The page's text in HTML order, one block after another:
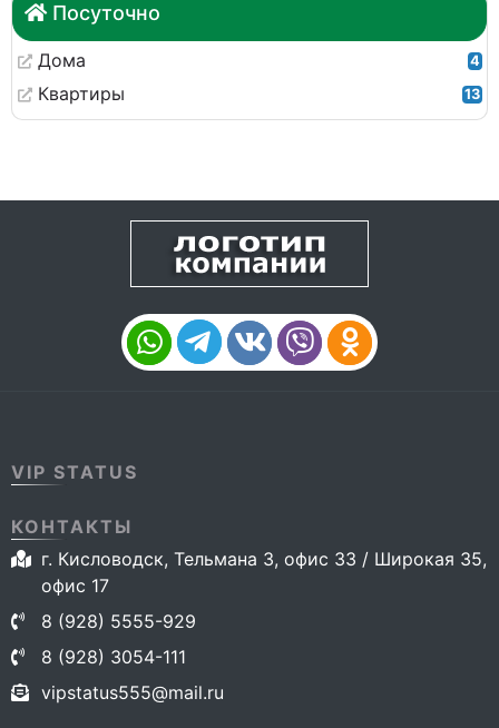
Посуточно
Дома 4
Квартиры 13
VIP STATUS
КОНТАКТЫ
г. Кисловодск, Тельмана 3, офис 33 / Широкая 35,
офис 17
8 (928) 5555-929
8 (928) 3054-111
vipstatus555@mail.ru